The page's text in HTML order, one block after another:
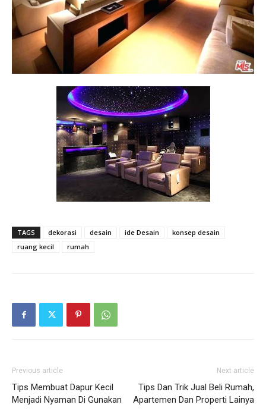
TAGS dekorasi desain ide Desain
konsep desain
ruang kecil
rumah
Previous article
Tips Membuat Dapur Kecil
Menjadi Nyaman Di Gunakan
Next article
Tips Dan Trik Jual Beli Rumah,
Apartemen Dan Properti Lainya